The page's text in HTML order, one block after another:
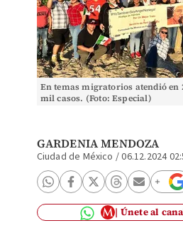
En temas migratorios atendió en
mil casos. (Foto: Especial)
GARDENIA MENDOZA
Ciudad de México /06.12.2024
Únete al